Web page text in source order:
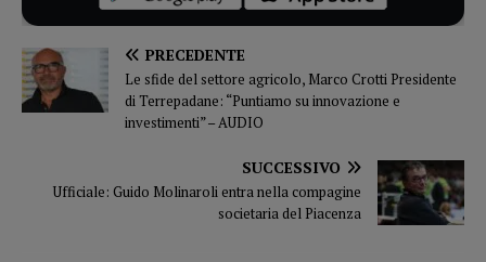
PRECEDENTE
Le sfide del settore agricolo, Marco Crotti Presidente
di Terrepadane: “Puntiamo su innovazione e
investimenti” – AUDIO
SUCCESSIVO
Ufficiale: Guido Molinaroli entra nella compagine
societaria del Piacenza